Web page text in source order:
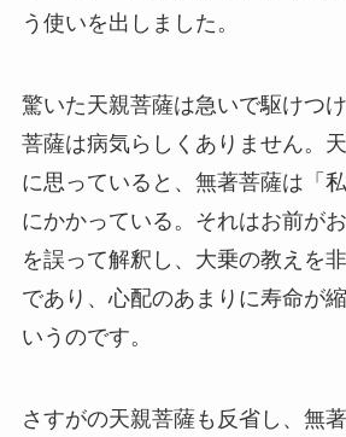
う使いを出しました。
驚いた天親菩薩は急いで駆けつ
菩薩は病気らしくありません。
に思っていると、無著菩薩は「
にかかっている。それはお前が
を誤って解釈し、大乗の教えを
であり、心配のあまりに寿命が
いうのです。
さすがの天親菩薩も反省し、無